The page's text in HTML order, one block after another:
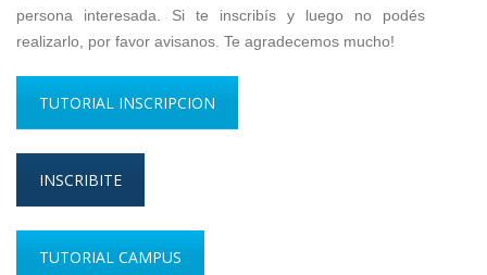
persona interesada. Si te inscribís y luego no podés
realizarlo, por favor avisanos. Te agradecemos mucho!
TUTORIAL INSCRIPCION
INSCRIBITE
TUTORIAL CAMPUS